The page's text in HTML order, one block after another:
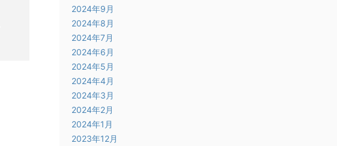
2024年9月
2024年8月
2024年7月
2024年6月
2024年5月
2024年4月
2024年3月
2024年2月
2024年1月
2023年12月